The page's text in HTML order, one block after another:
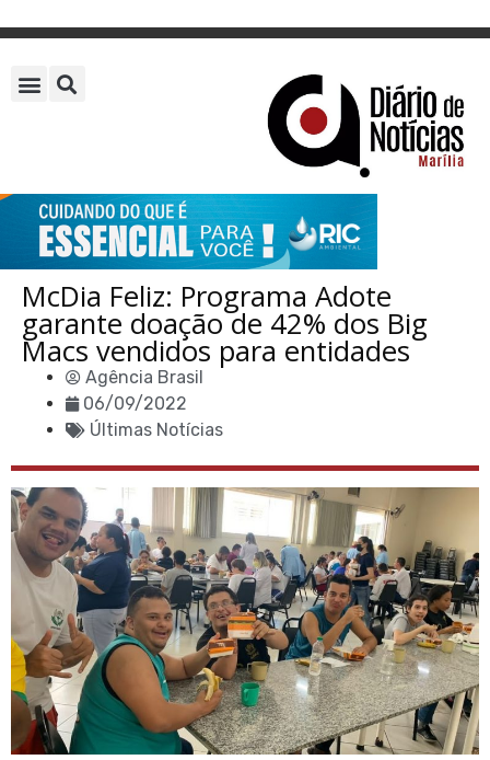
McDia Feliz: Programa Adote
garante doação de 42% dos Big
Macs vendidos para entidades
Agência Brasil
06/09/2022
Últimas Notícias